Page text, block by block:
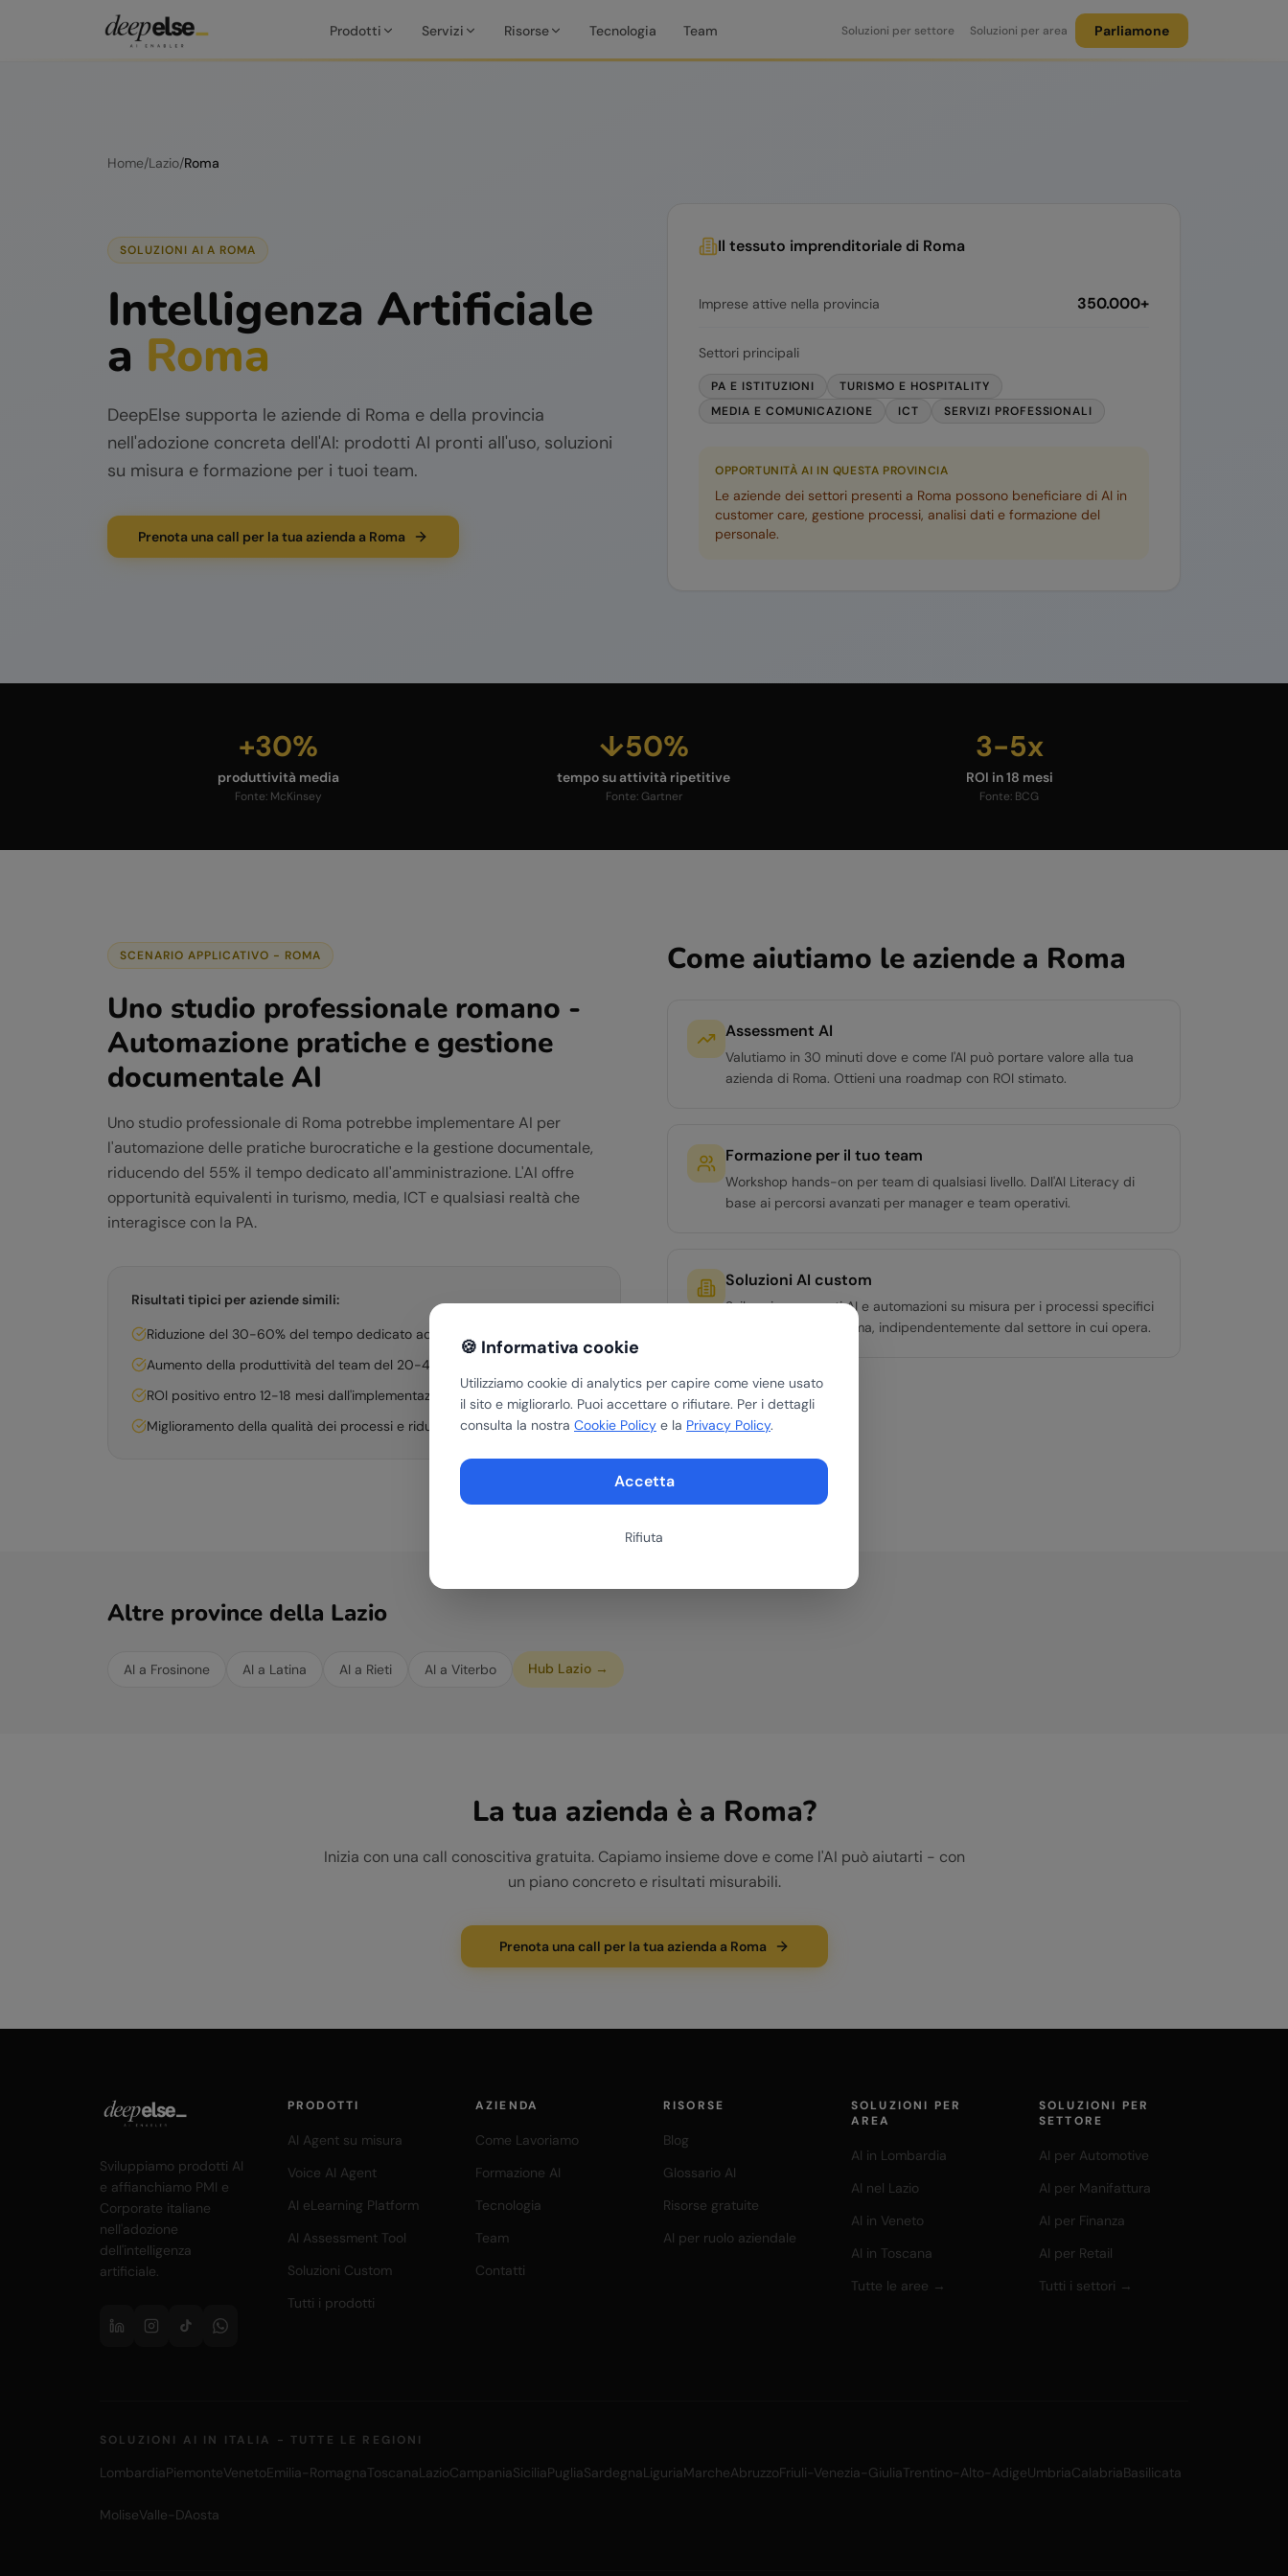
🍪 Informativa cookie
Utilizziamo cookie di analytics per capire come viene usato
il sito e migliorarlo. Puoi accettare o rifiutare. Per i dettagli
consulta la nostra Cookie Policy e la Privacy Policy.
Accetta
Rifiuta
Prodotti Servizi Risorse Tecnologia Team Soluzioni per settore Soluzioni per area Parliamone
Home/Lazio/Roma
SOLUZIONI AI A ROMA
Intelligenza Artificiale
a Roma
DeepElse supporta le aziende di Roma e della provincia
nell'adozione concreta dell'AI: prodotti AI pronti all'uso, soluzioni
su misura e formazione per i tuoi team.
Prenota una call per la tua azienda a Roma
Il tessuto imprenditoriale di Roma
Imprese attive nella provincia 350.000+
Settori principali
PA E ISTITUZIONI
TURISMO E HOSPITALITY
MEDIA E COMUNICAZIONE
ICT SERVIZI PROFESSIONALI
OPPORTUNITÀ AI IN QUESTA PROVINCIA
Le aziende dei settori presenti a Roma possono beneficiare di AI in
customer care, gestione processi, analisi dati e formazione del
personale.
+30%
produttività media
Fonte: McKinsey
↓50%
tempo su attività ripetitive
Fonte: Gartner
3-5x
ROI in 18 mesi
Fonte: BCG
SCENARIO APPLICATIVO - ROMA
Uno studio professionale romano -
Automazione pratiche e gestione
documentale AI
Uno studio professionale di Roma potrebbe implementare AI per
l'automazione delle pratiche burocratiche e la gestione documentale,
riducendo del 55% il tempo dedicato all'amministrazione. L'AI offre
opportunità equivalenti in turismo, media, ICT e qualsiasi realtà che
interagisce con la PA.
Risultati tipici per aziende simili:
Riduzione del 30-60% del tempo dedicato ad attività ripetitive
Aumento della produttività del team del 20-40%
ROI positivo entro 12-18 mesi dall'implementazione
Miglioramento della qualità dei processi e riduzione degli errori
Come aiutiamo le aziende a Roma
Assessment AI
Valutiamo in 30 minuti dove e come l'AI può portare valore alla tua
azienda di Roma. Ottieni una roadmap con ROI stimato.
Formazione per il tuo team
Workshop hands-on per team di qualsiasi livello. Dall'AI Literacy di
base ai percorsi avanzati per manager e team operativi.
Soluzioni AI custom
Sviluppiamo agenti AI e automazioni su misura per i processi specifici
di ogni azienda di Roma, indipendentemente dal settore in cui opera.
Altre province della Lazio
AI a Frosinone AI a Latina AI a Rieti AI a Viterbo Hub Lazio →
La tua azienda è a Roma?
Inizia con una call conoscitiva gratuita. Capiamo insieme dove e come l'AI può aiutarti - con
un piano concreto e risultati misurabili.
Prenota una call per la tua azienda a Roma
Sviluppiamo prodotti AI
e affianchiamo PMI e
Corporate italiane
nell'adozione
dell'intelligenza
artificiale.
PRODOTTI
AI Agent su misura
Voice AI Agent
AI eLearning Platform
AI Assessment Tool
Soluzioni Custom
Tutti i prodotti
AZIENDA
Come Lavoriamo
Formazione AI
Tecnologia
Team
Contatti
RISORSE
Blog
Glossario AI
Risorse gratuite
AI per ruolo aziendale
SOLUZIONI PER
AREA
AI in Lombardia
AI nel Lazio
AI in Veneto
AI in Toscana
Tutte le aree →
SOLUZIONI PER
SETTORE
AI per Automotive
AI per Manifattura
AI per Finanza
AI per Retail
Tutti i settori →
SOLUZIONI AI IN ITALIA - TUTTE LE REGIONI
LombardiaPiemonteVenetoEmilia-RomagnaToscanaLazioCampaniaSiciliaPugliaSardegnaLiguriaMarcheAbruzzoFriuli-Venezia-GiuliaTrentino-Alto-AdigeUmbriaCalabriaBasilicata
MoliseValle-DAosta